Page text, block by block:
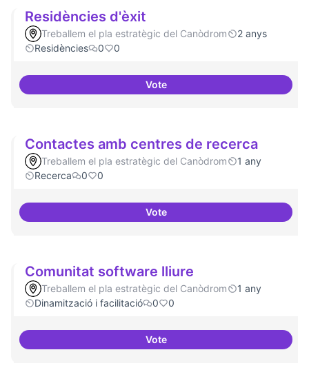
Residències d'èxit
Treballem el pla estratègic del Canòdrom
2 anys
Residències
0 0
VoteResidències d'èxit
Contactes amb centres de recerca
Treballem el pla estratègic del Canòdrom
1 any
Recerca
0 0
VoteContactes amb centres de
Comunitat software lliure
Treballem el pla estratègic del Canòdrom
1 any
Dinamització i facilitació
0 0
VoteComunitat software lliure